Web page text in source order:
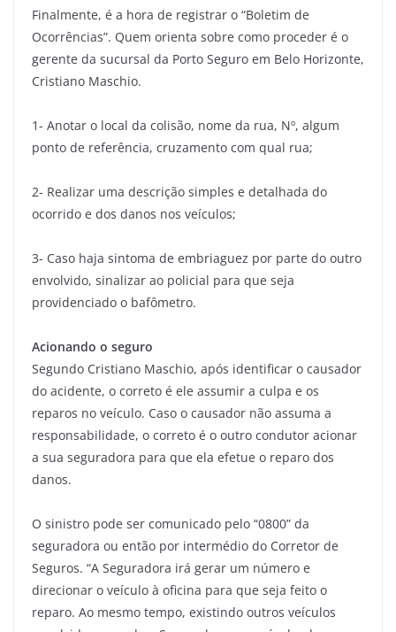
Finalmente, é a hora de registrar o “Boletim de
Ocorrências”. Quem orienta sobre como proceder é o
gerente da sucursal da Porto Seguro em Belo Horizonte,
Cristiano Maschio.
1- Anotar o local da colisão, nome da rua, Nº, algum
ponto de referência, cruzamento com qual rua;
2- Realizar uma descrição simples e detalhada do
ocorrido e dos danos nos veículos;
3- Caso haja sintoma de embriaguez por parte do outro
envolvido, sinalizar ao policial para que seja
providenciado o bafômetro.
Acionando o seguro
Segundo Cristiano Maschio, após identificar o causador
do acidente, o correto é ele assumir a culpa e os
reparos no veículo. Caso o causador não assuma a
responsabilidade, o correto é o outro condutor acionar
a sua seguradora para que ela efetue o reparo dos
danos.
O sinistro pode ser comunicado pelo “0800” da
seguradora ou então por intermédio do Corretor de
Seguros. “A Seguradora irá gerar um número e
direcionar o veículo à oficina para que seja feito o
reparo. Ao mesmo tempo, existindo outros veículos